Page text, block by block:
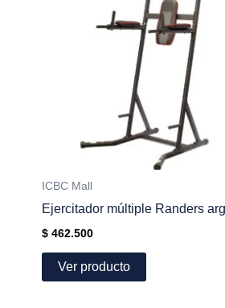
ICBC Mall
Ejercitador múltiple Randers
$ 462.500
Ver producto